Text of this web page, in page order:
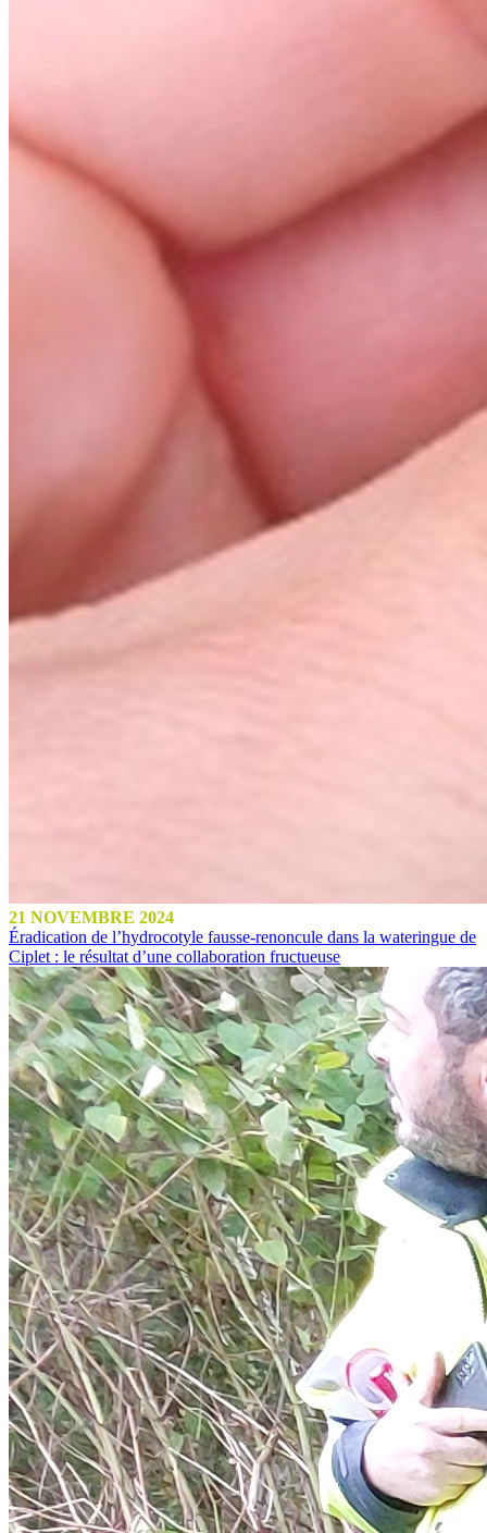
21 NOVEMBRE 2024
Éradication de l’hydrocotyle fausse-renoncule dans la wateringue de
Ciplet : le résultat d’une collaboration fructueuse